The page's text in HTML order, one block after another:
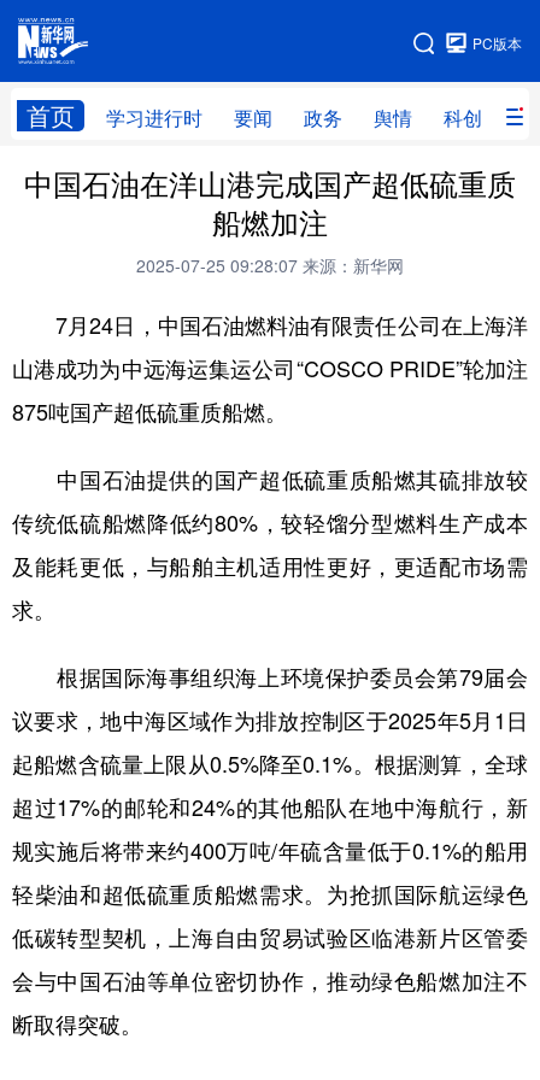
PC版本
首页 学习进行时 要闻 政务 舆情 科创 产
网站地图
首页 学习进行时 要闻 政务
科创 产经
民生
房产 体育 健康 图片
信息 廉政 原创 长三角频道
中国石油在洋山港完成国产超低硫重质
船燃加注
2025-07-25 09:28:07 来源：新华网
7月24日，中国石油燃料油有限责任公司在上海洋
山港成功为中远海运集运公司“COSCO PRIDE”轮加注
875吨国产超低硫重质船燃。
中国石油提供的国产超低硫重质船燃其硫排放较
传统低硫船燃降低约80%，较轻馏分型燃料生产成本
及能耗更低，与船舶主机适用性更好，更适配市场需
求。
根据国际海事组织海上环境保护委员会第79届会
议要求，地中海区域作为排放控制区于2025年5月1日
起船燃含硫量上限从0.5%降至0.1%。根据测算，全球
超过17%的邮轮和24%的其他船队在地中海航行，新
规实施后将带来约400万吨/年硫含量低于0.1%的船用
轻柴油和超低硫重质船燃需求。为抢抓国际航运绿色
低碳转型契机，上海自由贸易试验区临港新片区管委
会与中国石油等单位密切协作，推动绿色船燃加注不
断取得突破。